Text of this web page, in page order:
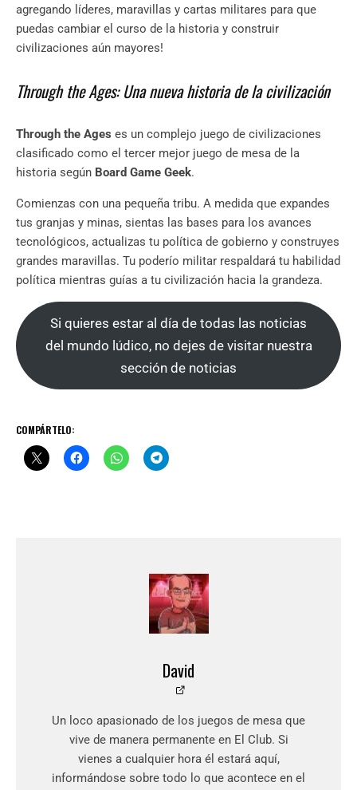
agregando líderes, maravillas y cartas militares para que
puedas cambiar el curso de la historia y construir
civilizaciones aún mayores!
Through the Ages: Una nueva historia de la civilización
Through the Ages es un complejo juego de civilizaciones
clasificado como el tercer mejor juego de mesa de la
historia según Board Game Geek.
Comienzas con una pequeña tribu. A medida que expandes
tus granjas y minas, sientas las bases para los avances
tecnológicos, actualizas tu política de gobierno y construyes
grandes maravillas. Tu poderío militar respaldará tu habilidad
política mientras guías a tu civilización hacia la grandeza.
Si quieres estar al día de todas las noticias
del mundo lúdico, no dejes de visitar nuestra
sección de noticias
COMPÁRTELO:
David
Un loco apasionado de los juegos de mesa que
vive de manera permanente en El Club. Si
vienes a cualquier hora él estará aquí,
informándose sobre todo lo que acontece en el